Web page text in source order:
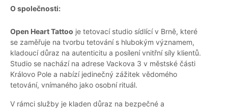
O společnosti:
Open Heart Tattoo je tetovací studio sídlící v Brně, které
se zaměřuje na tvorbu tetování s hlubokým významem,
kladoucí důraz na autenticitu a posílení vnitřní síly klientů.
Studio se nachází na adrese Vackova 3 v městské části
Královo Pole a nabízí jedinečný zážitek vědomého
tetování, vnímaného jako osobní rituál.
V rámci služby je kladen důraz na bezpečné a